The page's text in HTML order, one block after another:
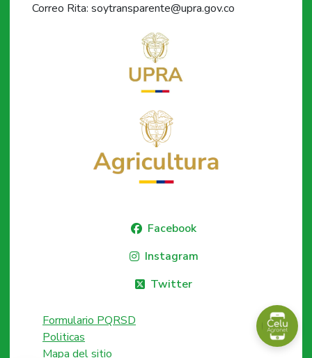
Correo Rita: soytransparente@upra.gov.co
Facebook
Instagram
Twitter
Formulario PQRSD
Politicas
Mapa del sitio